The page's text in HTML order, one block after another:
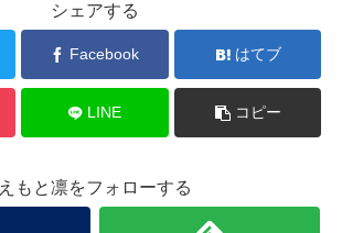
シェアする
Facebook はてブ
LINE コピー
えもと凛をフォローする